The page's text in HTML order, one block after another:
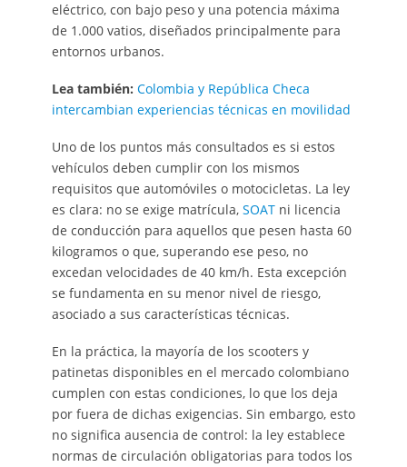
eléctrico, con bajo peso y una potencia máxima
de 1.000 vatios, diseñados principalmente para
entornos urbanos.
Lea también: Colombia y República Checa
intercambian experiencias técnicas en movilidad
Uno de los puntos más consultados es si estos
vehículos deben cumplir con los mismos
requisitos que automóviles o motocicletas. La ley
es clara: no se exige matrícula, SOAT ni licencia
de conducción para aquellos que pesen hasta 60
kilogramos o que, superando ese peso, no
excedan velocidades de 40 km/h. Esta excepción
se fundamenta en su menor nivel de riesgo,
asociado a sus características técnicas.
En la práctica, la mayoría de los scooters y
patinetas disponibles en el mercado colombiano
cumplen con estas condiciones, lo que los deja
por fuera de dichas exigencias. Sin embargo, esto
no significa ausencia de control: la ley establece
normas de circulación obligatorias para todos los